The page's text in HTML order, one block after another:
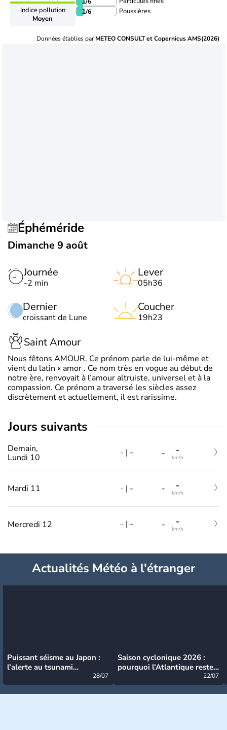
Indice pollution
Moyen
1/6 Poussières
Données établies parMETEO CONSULT et Copernicus AMS(2026)
Éphéméride
Dimanche 9 août
Journée
-2 min
Dernier
croissant de Lune
Lever
05h36
Coucher
19h23
Saint Amour
Nous fêtons AMOUR. Ce prénom parle de lui-même et
vient du latin « amor . Ce nom très en vogue au début de
notre ère, renvoyait à l’amour altruiste, universel et à la
compassion. Ce prénom a traversé les siècles assez
discrètement et actuellement, il est rarissime.
jours suivants
Demain,
Lundi 10
- | - - -
km/h
Mardi 11 - | - - -
km/h
Mercredi 12 - | - - -
km/h
Actualités Météo à l'étranger
Puissant séisme au Japon :
l’alerte au tsunami
28/07
Saison cyclonique 2026 :
pourquoi l’Atlantique reste
22/07